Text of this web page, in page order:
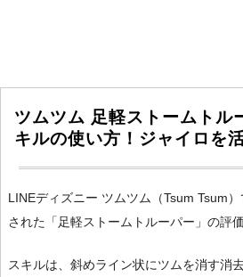
ツムツム 足軽ストームトル
キルの使い方！ジャイロを
LINEディズニー ツムツム（Tsum Tsum
された「足軽ストームトルーパー」の評
スキルは、斜めライン状にツムを消す消去